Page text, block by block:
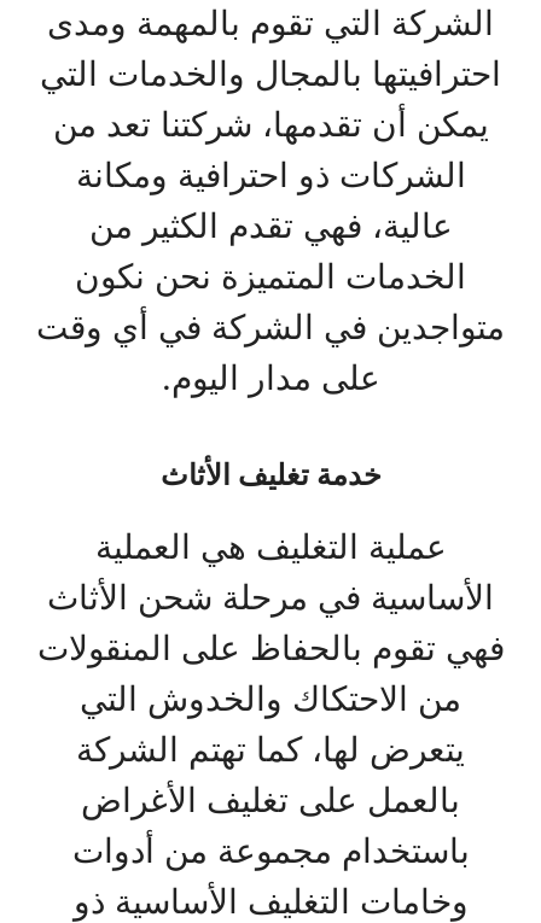
الشركة التي تقوم بالمهمة ومدى
احترافيتها بالمجال والخدمات التي
يمكن أن تقدمها، شركتنا تعد من
الشركات ذو احترافية ومكانة
عالية، فهي تقدم الكثير من
الخدمات المتميزة نحن نكون
متواجدين في الشركة في أي وقت
على مدار اليوم.
خدمة تغليف الأثاث
عملية التغليف هي العملية
الأساسية في مرحلة شحن الأثاث
فهي تقوم بالحفاظ على المنقولات
من الاحتكاك والخدوش التي
يتعرض لها، كما تهتم الشركة
بالعمل على تغليف الأغراض
باستخدام مجموعة من أدوات
وخامات التغليف الأساسية ذو